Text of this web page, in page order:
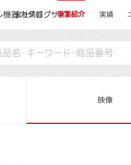
機器カタログサイト
会社情報 事業紹介 実績
映像